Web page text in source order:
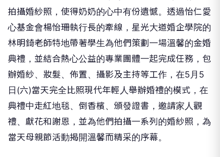
拍攝婚紗照，使得奶奶的心中有份遺憾。透過怡仁愛
心基金會楊怡珊執行長的牽線，星光大道婚企學院的
林明錡老師特地帶著學生為他們策劃一場溫馨的金婚
典禮，並結合熱心公益的專業團體一起完成任務，包
辦婚紗、妝髮、佈置、攝影及主持等工作，在5月5
日(六)當天完全比照現代年輕人舉辦婚禮的模式，在
典禮中走紅地毯、倒香檳、頒發證書，邀請家人觀
禮、獻花和謝恩，並為他們拍攝一系列的婚紗照，為
當天母親節活動揭開溫馨而精采的序幕。